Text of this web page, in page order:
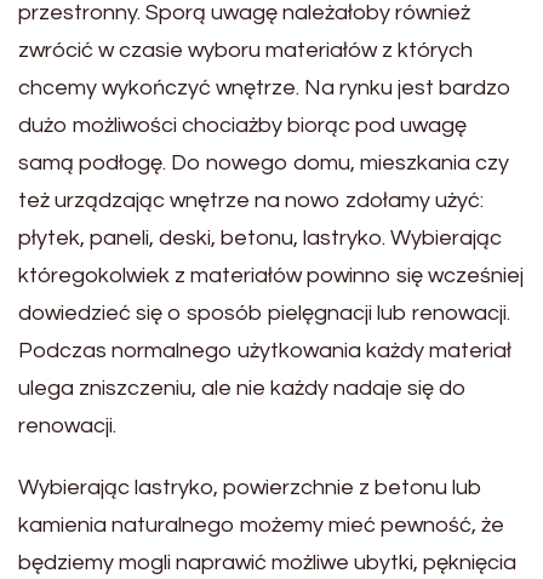
przestronny. Sporą uwagę należałoby również
zwrócić w czasie wyboru materiałów z których
chcemy wykończyć wnętrze. Na rynku jest bardzo
dużo możliwości chociażby biorąc pod uwagę
samą podłogę. Do nowego domu, mieszkania czy
też urządzając wnętrze na nowo zdołamy użyć:
płytek, paneli, deski, betonu, lastryko. Wybierając
któregokolwiek z materiałów powinno się wcześniej
dowiedzieć się o sposób pielęgnacji lub renowacji.
Podczas normalnego użytkowania każdy materiał
ulega zniszczeniu, ale nie każdy nadaje się do
renowacji.
Wybierając lastryko, powierzchnie z betonu lub
kamienia naturalnego możemy mieć pewność, że
będziemy mogli naprawić możliwe ubytki, pęknięcia